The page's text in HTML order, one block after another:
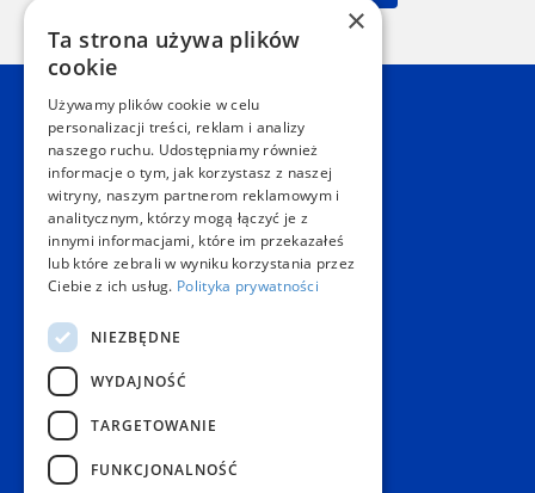
Kontakt
Dział Obsługi Klienta Warszawa
Czynne: NON-STOP
Telefon:+48 22 628 62 52
E-mail: kontakt@copygeneral.pl
Punkty
Aleje Jerozolimskie 93
02-001 Warszawa
Czynne:
Pon. - Sob.: 08:00 - 20:00
Niedz.: nieczynne
Popularne produkty
×
Ta strona używa plików
cookie
Używamy plików cookie w celu
personalizacji treści, reklam i analizy
naszego ruchu. Udostępniamy również
informacje o tym, jak korzystasz z naszej
witryny, naszym partnerom reklamowym i
analitycznym, którzy mogą łączyć je z
innymi informacjami, które im przekazałeś
lub które zebrali w wyniku korzystania przez
Ciebie z ich usług. Polityka prywatności
NIEZBĘDNE
WYDAJNOŚĆ
TARGETOWANIE
FUNKCJONALNOŚĆ